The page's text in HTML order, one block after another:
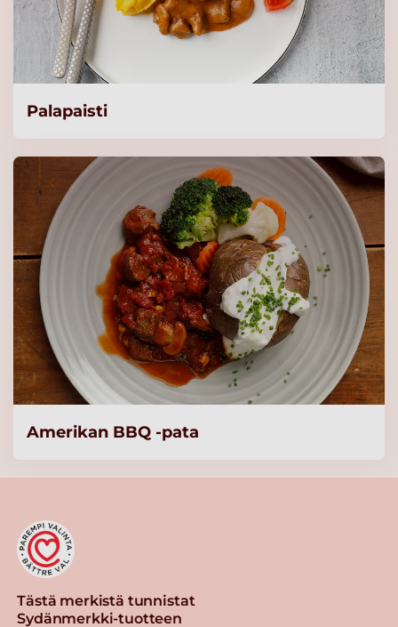
2500g
Pro Kalkkuna-kanakastike
2500g
Lue lisää
Pro Kinkkukiusaus 2500g
Lue lisää
Pro Broilerikiusaus 2500g
Palapaisti
Amerikan BBQ -pata
Tästä merkistä tunnistat
Sydänmerkki-tuotteen